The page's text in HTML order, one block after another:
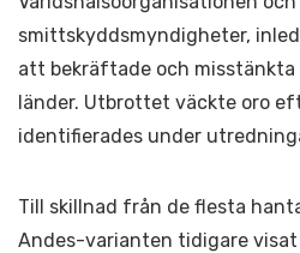
smittskyddsmyndigheter,
att bekräftade och
länder. Utbrottet väckte oro
identifierades under
Till skillnad från de flesta
Andes-varianten tidigare visat